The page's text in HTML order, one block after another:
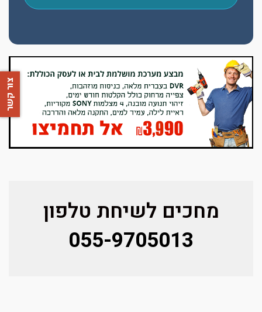
מחכים לשיחת טלפון
055-9705013
צור קשר